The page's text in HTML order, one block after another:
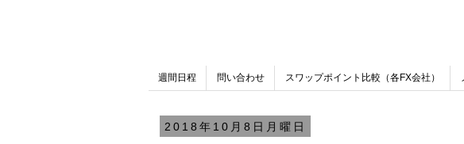
週間日程 問い合わせ スワップポイント比較（各FX会社）
2018年10月8日月曜日